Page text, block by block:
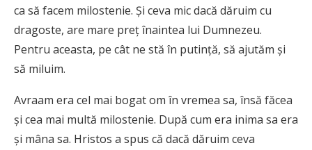
ca să facem milostenie. Și ceva mic dacă dăruim cu
dragoste, are mare preț înaintea lui Dumnezeu.
Pentru aceasta, pe cât ne stă în putință, să ajutăm și
să miluim.
Avraam era cel mai bogat om în vremea sa, însă făcea
și cea mai multă milostenie. După cum era inima sa era
și mâna sa. Hristos a spus că dacă dăruim ceva